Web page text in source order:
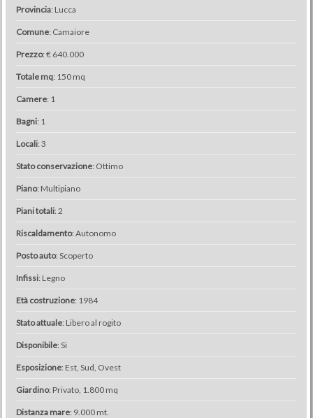
Provincia: Lucca
Comune: Camaiore
Prezzo: € 640.000
Totale mq: 150 mq
Camere: 1
Bagni: 1
Locali: 3
Stato conservazione: Ottimo
Piano: Multipiano
Piani totali: 2
Riscaldamento: Autonomo
Posto auto: Scoperto
Infissi: Legno
Età costruzione: 1984
Stato attuale: Libero al rogito
Disponibile: Si
Esposizione: Est, Sud, Ovest
Giardino: Privato, 1.800 mq
Distanza mare: 9.000 mt.